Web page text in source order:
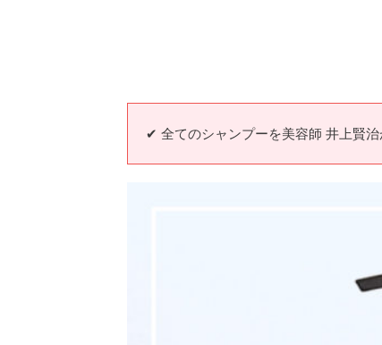
✔︎ 全てのシャンプーを美容師 井上賢治